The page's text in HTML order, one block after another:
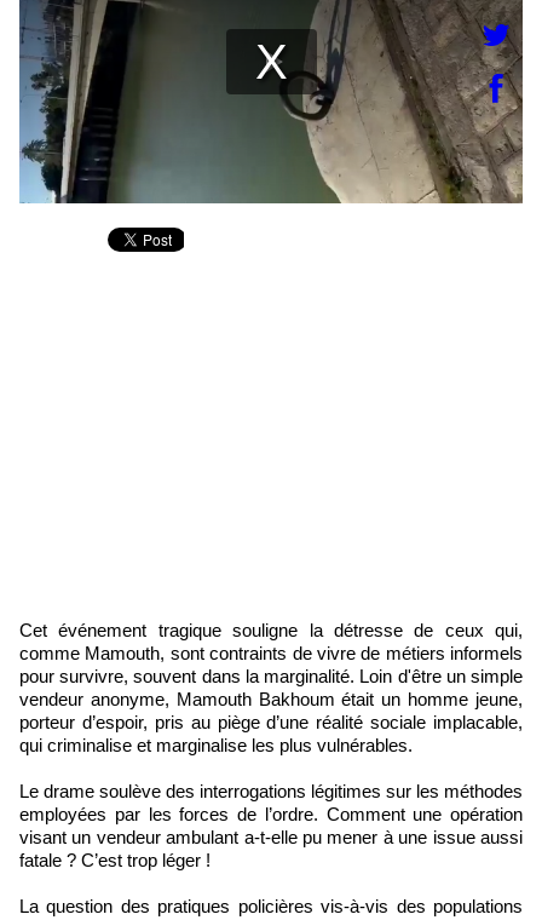
Cet événement tragique souligne la détresse de ceux qui,
comme Mamouth, sont contraints de vivre de métiers informels
pour survivre, souvent dans la marginalité. Loin d'être un simple
vendeur anonyme, Mamouth Bakhoum était un homme jeune,
porteur d’espoir, pris au piège d’une réalité sociale implacable,
qui criminalise et marginalise les plus vulnérables.
Le drame soulève des interrogations légitimes sur les méthodes
employées par les forces de l’ordre. Comment une opération
visant un vendeur ambulant a-t-elle pu mener à une issue aussi
fatale ? C’est trop léger !
La question des pratiques policières vis-à-vis des populations